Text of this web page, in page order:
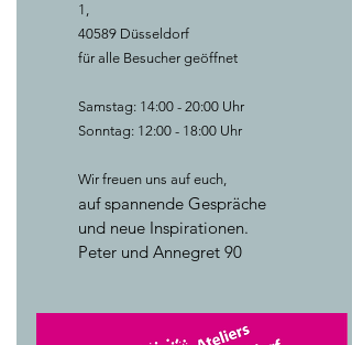
1,
40589 Düsseldorf
für alle Besucher geöffnet
Samstag: 14:00 - 20:00 Uhr
Sonntag: 12:00 - 18:00 Uhr
Wir freuen uns auf euch,
auf spannende Gespräche
und neue Inspirationen.
Peter und Annegret 90